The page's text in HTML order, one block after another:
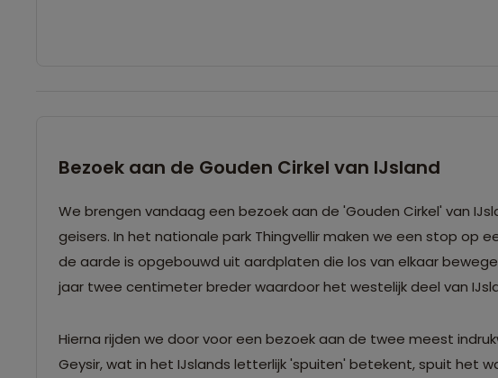
Bezoek aan de Gouden Cirkel van IJsland
We brengen vandaag een bezoek aan de 'Gouden Cirkel' van
geisers. In het nationale park Thingvellir maken we een stop op
de aarde is opgebouwd uit aardplaten die los van elkaar
jaar twee centimeter breder waardoor het westelijk deel van
Hierna rijden we door voor een bezoek aan de twee meest
Geysir, wat in het IJslands letterlijk 'spuiten' betekent, spuit het